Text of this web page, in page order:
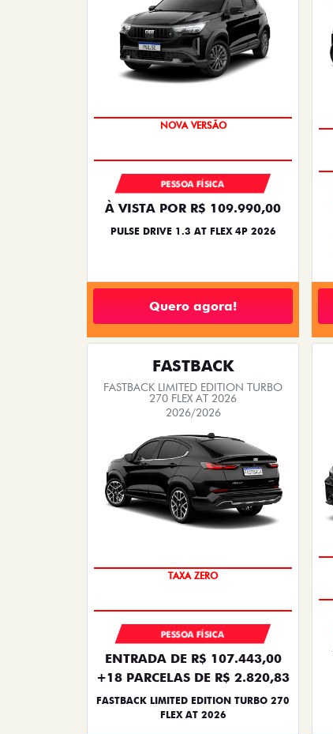
PREÇO IMPERDÍVEL
PESSOA FÍSICA
À VISTA POR R$ 109.990,00
PULSE DRIVE 1.3 AT FLEX 4P 2026
Quero agora!
FASTBACK
FASTBACK LIMITED EDITION TURBO
270 FLEX AT 2026
2026/2026
PREÇO IMPERDÍVEL
PESSOA FÍSICA
ENTRADA DE R$ 107.443,00
+18 PARCELAS DE R$ 2.820,83
FASTBACK LIMITED EDITION TURBO 270
FLEX AT 2026